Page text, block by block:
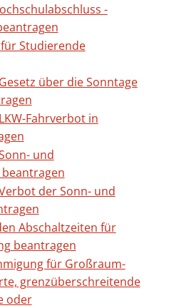
-
Studierende
über die Sonntage
Fahrverbot in
und
der Sonn- und
Abschaltzeiten für
beantragen
für Großraum-
grenzüberschreitende
oder